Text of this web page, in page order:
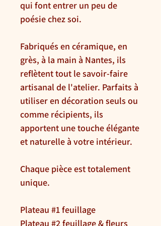
qui font entrer un peu de
poésie chez soi.
Fabriqués en céramique, en
grès, à la main à Nantes, ils
reflètent tout le savoir-faire
artisanal de l'atelier. Parfaits à
utiliser en décoration seuls ou
comme récipients, ils
apportent une touche élégante
et naturelle à votre intérieur.
Chaque pièce est totalement
unique.
Plateau #1 feuillage
Plateau #2 feuillage & fleurs